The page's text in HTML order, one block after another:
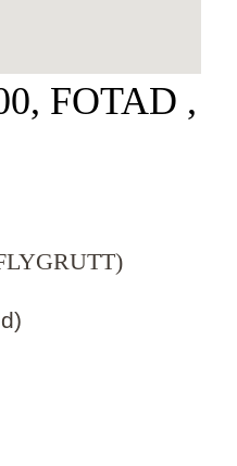
FOTAD ,